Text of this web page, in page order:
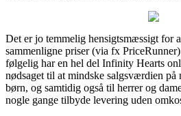
Det er jo temmelig hensigtsmæssigt for
sammenligne priser (via fx
følgelig har en hel del Infinity Hearts
nødsaget til at mindske salgsværdien på
børn, og samtidig også til herrer og
nogle gange tilbyde levering uden